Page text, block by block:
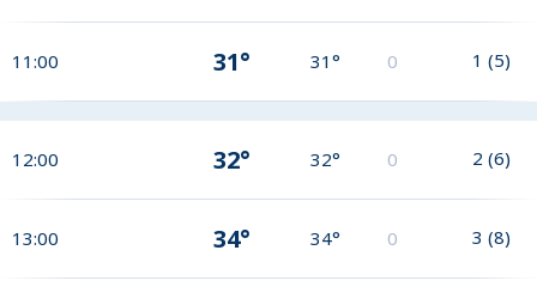
11:00 31° 31° 0 1 (5)
12:00 32° 32° 0 2 (6)
13:00 34° 34° 0 3 (8)